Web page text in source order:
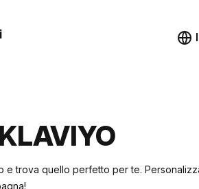
e trova quello perfetto per te.